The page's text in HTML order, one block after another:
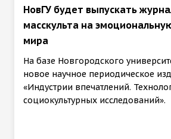
НовГУ будет выпускать
масскульта на
мира
На базе Новгородского
новое научное периодическое
«Индустрии впечатлений.
социокультурных исследований».